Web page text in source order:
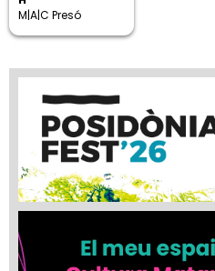
M|A|C Presó